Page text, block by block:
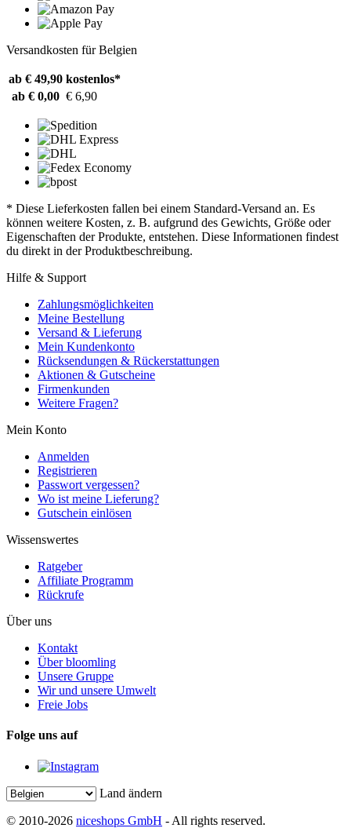
Versandkosten für Belgien
ab € 49,90 kostenlos*
ab € 0,00 € 6,90
* Diese Lieferkosten fallen bei einem Standard-Versand an. Es
können weitere Kosten, z. B. aufgrund des Gewichts, Größe oder
Eigenschaften der Produkte, entstehen. Diese Informationen findest
du direkt in der Produktbeschreibung.
Hilfe & Support
Zahlungsmöglichkeiten
Meine Bestellung
Versand & Lieferung
Mein Kundenkonto
Rücksendungen & Rückerstattungen
Aktionen & Gutscheine
Firmenkunden
Weitere Fragen?
Mein Konto
Anmelden
Registrieren
Passwort vergessen?
Wo ist meine Lieferung?
Gutschein einlösen
Wissenswertes
Ratgeber
Affiliate Programm
Rückrufe
Über uns
Kontakt
Über bloomling
Unsere Gruppe
Wir und unsere Umwelt
Freie Jobs
Folge uns auf
Land ändern
© 2010-2026 niceshops GmbH - All rights reserved.